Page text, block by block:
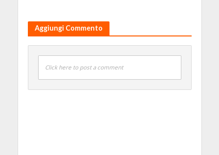
Aggiungi Commento
Click here to post a comment